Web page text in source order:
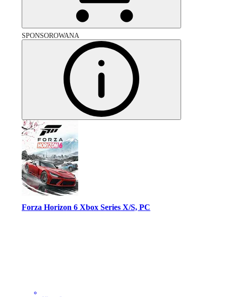
SPONSOROWANA
Forza Horizon 6 Xbox Series X/S, PC